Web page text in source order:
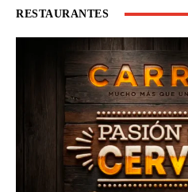
RESTAURANTES